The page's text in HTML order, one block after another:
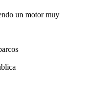
un motor muy